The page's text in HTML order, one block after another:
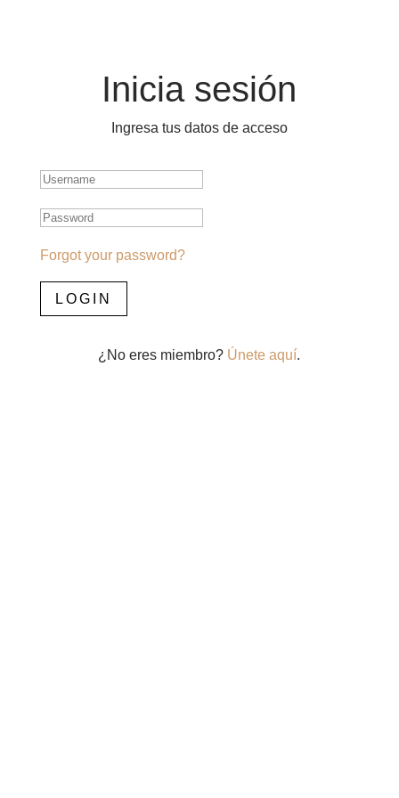
Inicia sesión
Ingresa tus datos de acceso
Forgot your password?
LOGIN
¿No eres miembro? Únete aquí.